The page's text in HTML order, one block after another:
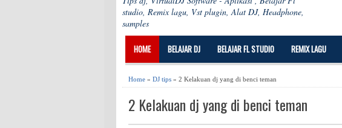
studio, Remix lagu, Vst plugin, Alat DJ, Headphone,
samples
HOME BELAJAR DJ BELAJAR FL STUDIO REMIX LAGU
Home » DJ tips » 2 Kelakuan dj yang di benci teman
2 Kelakuan dj yang di benci teman